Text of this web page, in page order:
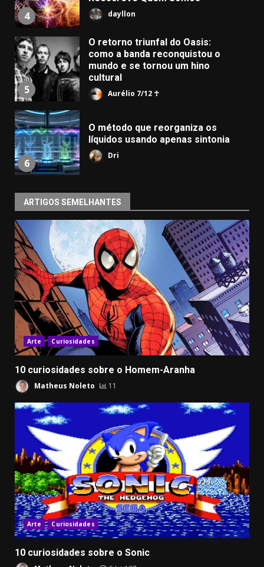
4 dayllon
5
O retorno triunfal do Oasis:
como a banda reconquistou o
mundo e se tornou um hino
cultural
Aurélio 7/12 ☥
6
​O método que reorganiza os
líquidos usando apenas sintonia
Dri
ARTIGOS SEMELHANTES
Arte Curiosidades
10 curiosidades sobre o Homem-Aranha
Matheus Noleto 11
Arte Curiosidades
10 curiosidades sobre o Sonic